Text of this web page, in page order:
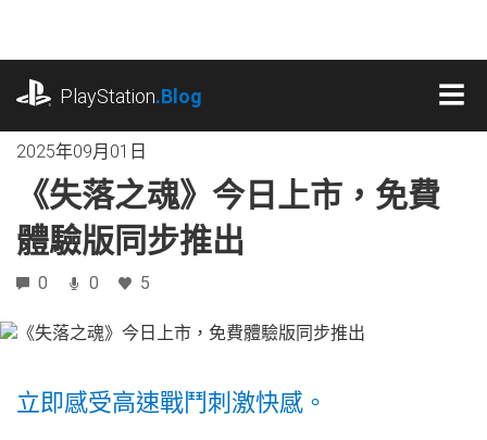
內
PlayStation.Blog
2025年09月01日
《失落之魂》今日上市，免費
體驗版同步推出
0 0 5
立即感受高速戰鬥刺激快感。